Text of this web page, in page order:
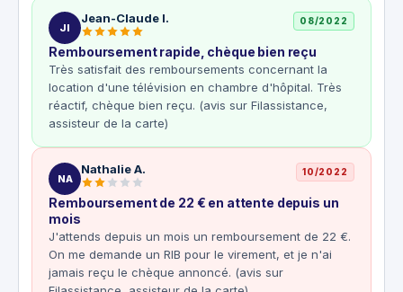
JI
Jean-Claude I. 08/2022
Remboursement rapide, chèque bien reçu
Très satisfait des remboursements concernant la
location d'une télévision en chambre d'hôpital. Très
réactif, chèque bien reçu. (avis sur Filassistance,
assisteur de la carte)
NA
Nathalie A. 10/2022
Remboursement de 22 € en attente depuis un
mois
J'attends depuis un mois un remboursement de 22 €.
On me demande un RIB pour le virement, et je n'ai
jamais reçu le chèque annoncé. (avis sur